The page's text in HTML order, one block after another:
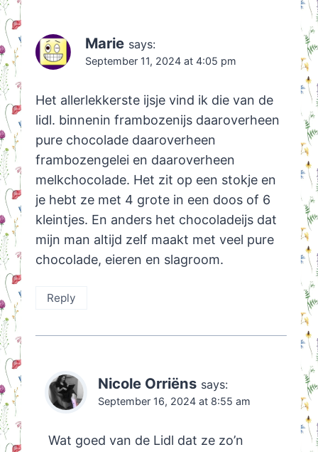
Marie says:
September 11, 2024 at 4:05 pm
Het allerlekkerste ijsje vind ik die van de
lidl. binnenin frambozenijs daaroverheen
pure chocolade daaroverheen
frambozengelei en daaroverheen
melkchocolade. Het zit op een stokje en
je hebt ze met 4 grote in een doos of 6
kleintjes. En anders het chocoladeijs dat
mijn man altijd zelf maakt met veel pure
chocolade, eieren en slagroom.
Reply
Nicole Orriëns says:
September 16, 2024 at 8:55 am
Wat goed van de Lidl dat ze zo’n